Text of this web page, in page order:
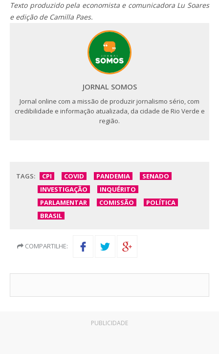
Texto produzido pela economista e comunicadora Lu Soares
e edição de Camilla Paes.
JORNAL SOMOS
Jornal online com a missão de produzir jornalismo sério, com
credibilidade e informação atualizada, da cidade de Rio Verde e
região.
TAGS: CPI COVID PANDEMIA
SENADO
INVESTIGAÇÃO
INQUÉRITO
PARLAMENTAR
COMISSÃO
POLÍTICA
BRASIL
COMPARTILHE:
PUBLICIDADE